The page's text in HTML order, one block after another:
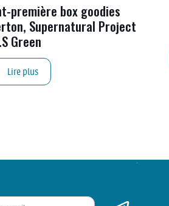
première box goodies
Supernatural Project
Green
Lire plus